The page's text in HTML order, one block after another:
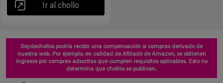
Ir al chollo
Soydechollos podría recibir una compensación si compras derivado de
nuestra web. Por ejemplo, en calidad de Afiliado de Amazon, se obtienen
ingresos por compras adscritas que cumplen requisitos aplicables. Esto no
determina que chollos se publican.